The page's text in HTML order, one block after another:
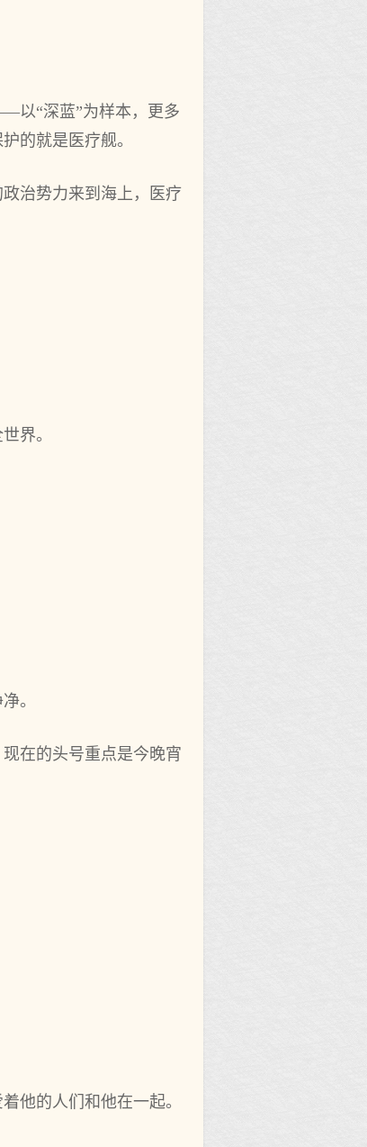
以“深蓝”为样本，更多
的就是医疗舰。
治势力来到海上，医疗
界。
。
在的头号重点是今晚宵
他的人们和他在一起。